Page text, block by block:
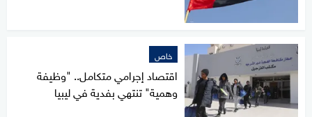
خاص
اقتصاد إجرامي متكامل.. "وظيفة
وهمية" تنتهي بفدية في ليبيا